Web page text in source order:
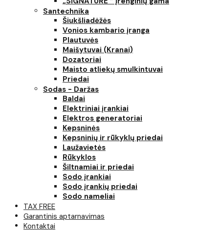
Santechnika
Šiukšliadėžės
Vonios kambario įranga
Plautuvės
Maišytuvai (Kranai)
Dozatoriai
Maisto atliekų smulkintuvai
Priedai
Sodas - Daržas
Baldai
Elektriniai įrankiai
Elektros generatoriai
Kepsninės
Kepsninių ir rūkyklų priedai
Laužavietės
Rūkyklos
Šiltnamiai ir priedai
Sodo įrankiai
Sodo įrankių priedai
Sodo nameliai
TAX FREE
Garantinis aptarnavimas
Kontaktai